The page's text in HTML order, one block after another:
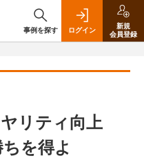
事例を探す ログイン
新規
会員登録
ヤリティ向上
を得よ